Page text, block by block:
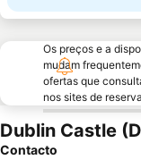
Os preços e a
mudam
ofertas que
nos sites de
Dublin Castle
Contacto